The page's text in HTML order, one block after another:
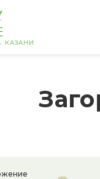
КАЗАНИ